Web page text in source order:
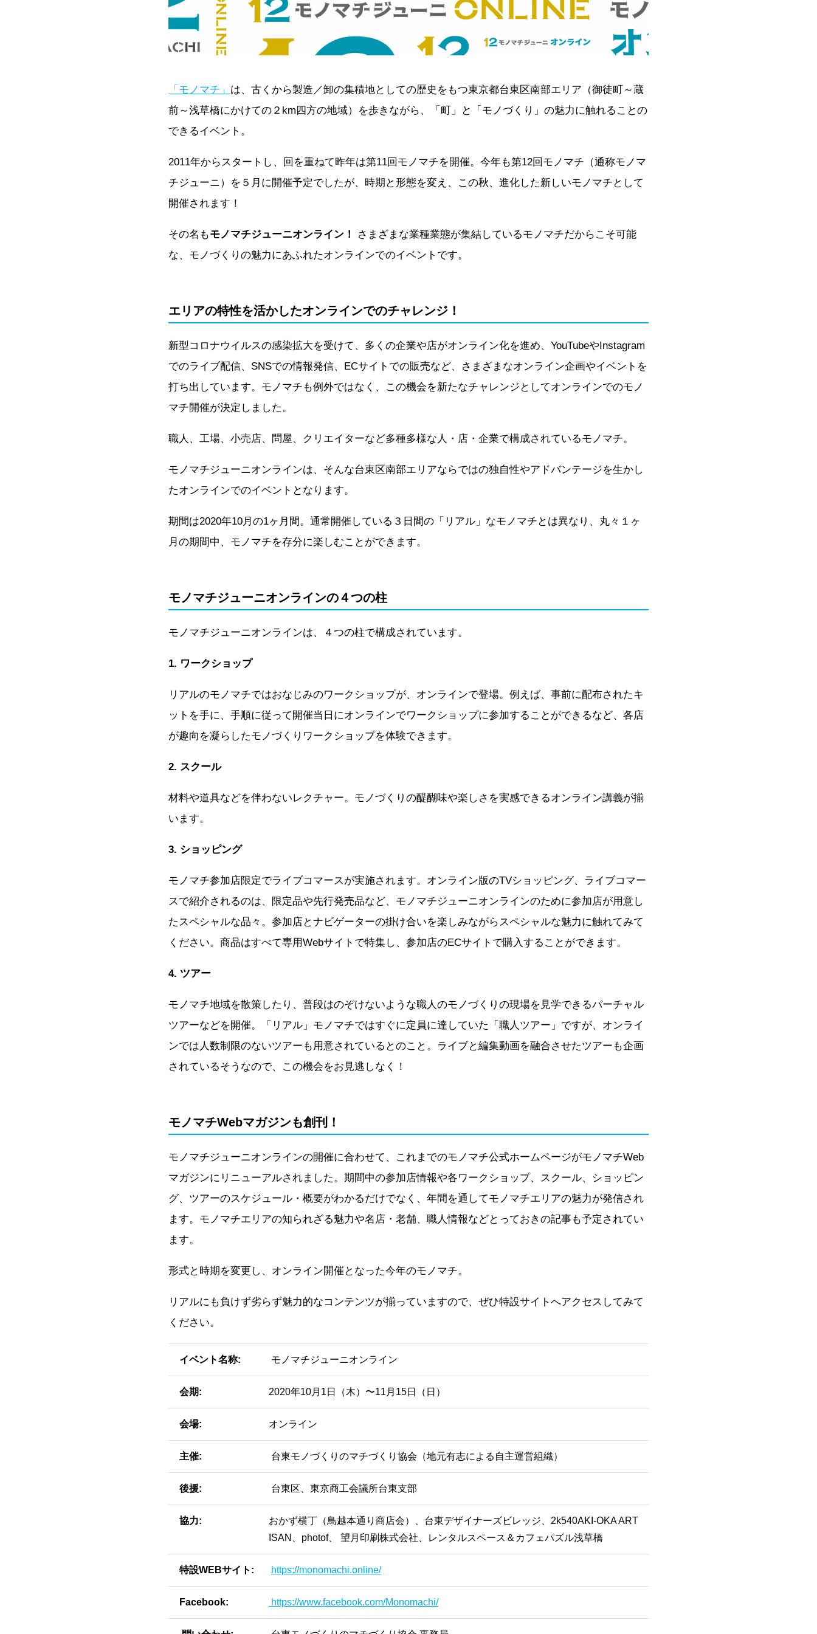
「モノマチ」 は、古くから製造／卸の集積地としての歴史をもつ東京都台東区南部エリア（御徒町～蔵
前～浅草橋にかけての２km四方の地域）を歩きながら、「町」と「モノづくり」の魅力に触れることの
できるイベント。
2011年からスタートし、回を重ねて昨年は第11回モノマチを開催。今年も第12回モノマチ（通称モノマ
チジューニ）を５月に開催予定でしたが、時期と形態を変え、この秋、進化した新しいモノマチとして
開催されます！
その名もモノマチジューニオンライン！
さまざまな業種業態が集結しているモノマチだからこそ可能
な、モノづくりの魅力にあふれたオンラインでのイベントです。
エリアの特性を活かしたオンラインでのチャレンジ！
新型コロナウイルスの感染拡大を受けて、多くの企業や店がオンライン化を進め、YouTubeやInstagram
でのライブ配信、SNSでの情報発信、ECサイトでの販売など、さまざまなオンライン企画やイベントを
打ち出しています。モノマチも例外ではなく、この機会を新たなチャレンジとしてオンラインでのモノ
マチ開催が決定しました。
職人、工場、小売店、問屋、クリエイターなど多種多様な人・店・企業で構成されているモノマチ。
モノマチジューニオンラインは、そんな台東区南部エリアならではの独自性やアドバンテージを生かし
たオンラインでのイベントとなります。
期間は2020年10月の1ヶ月間。通常開催している３日間の「リアル」なモノマチとは異なり、丸々１ヶ
月の期間中、モノマチを存分に楽しむことができます。
モノマチジューニオンラインの４つの柱
モノマチジューニオンラインは、４つの柱で構成されています。
1. ワークショップ
リアルのモノマチではおなじみのワークショップが、オンラインで登場。例えば、事前に配布されたキ
ットを手に、手順に従って開催当日にオンラインでワークショップに参加することができるなど、各店
が趣向を凝らしたモノづくりワークショップを体験できます。
2. スクール
材料や道具などを伴わないレクチャー。モノづくりの醍醐味や楽しさを実感できるオンライン講義が揃
います。
3. ショッピング
モノマチ参加店限定でライブコマースが実施されます。オンライン版のTVショッピング、ライブコマー
スで紹介されるのは、限定品や先行発売品など、モノマチジューニオンラインのために参加店が用意し
たスペシャルな品々。参加店とナビゲーターの掛け合いを楽しみながらスペシャルな魅力に触れてみて
ください。商品はすべて専用Webサイトで特集し、参加店のECサイトで購入することができます。
4. ツアー
モノマチ地域を散策したり、普段はのぞけないような職人のモノづくりの現場を見学できるバーチャル
ツアーなどを開催。「リアル」モノマチではすぐに定員に達していた「職人ツアー」ですが、オンライ
ンでは人数制限のないツアーも用意されているとのこと。ライブと編集動画を融合させたツアーも企画
されているそうなので、この機会をお見逃しなく！
モノマチWebマガジンも創刊！
モノマチジューニオンラインの開催に合わせて、これまでのモノマチ公式ホームページがモノマチWeb
マガジンにリニューアルされました。期間中の参加店情報や各ワークショップ、スクール、ショッピン
グ、ツアーのスケジュール・概要がわかるだけでなく、年間を通してモノマチエリアの魅力が発信され
ます。モノマチエリアの知られざる魅力や名店・老舗、職人情報などとっておきの記事も予定されてい
ます。
形式と時期を変更し、オンライン開催となった今年のモノマチ。
リアルにも負けず劣らず魅力的なコンテンツが揃っていますので、ぜひ特設サイトへアクセスしてみて
ください。
イベント名称 モノマチジューニオンライン
会期 2020年10月1日（木）〜11月15日（日）
会場 オンライン
主催 台東モノづくりのマチづくり協会（地元有志による自主運営組織）
後援 台東区、東京商工会議所台東支部
協力
おかず横丁（鳥越本通り商店会）、台東デザイナーズビレッジ、2k540AKI-OKA ART
ISAN、photof、 望月印刷株式会社、レンタルスペース＆カフェパズル浅草橋
特設WEBサイト https://monomachi.online/
Facebook https://www.facebook.com/Monomachi/